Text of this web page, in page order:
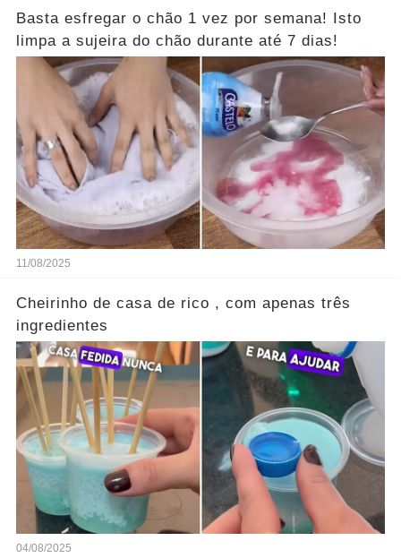
Basta esfregar o chão 1 vez por semana! Isto
limpa a sujeira do chão durante até 7 dias!
11/08/2025
Cheirinho de casa de rico , com apenas três
ingredientes
04/08/2025